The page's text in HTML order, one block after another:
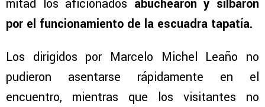
mitad los aficionados abuchearon y silbaron
por el funcionamiento de la escuadra tapatía.
Los dirigidos por Marcelo Michel Leaño no
pudieron asentarse rápidamente en el
encuentro, mientras que los visitantes no